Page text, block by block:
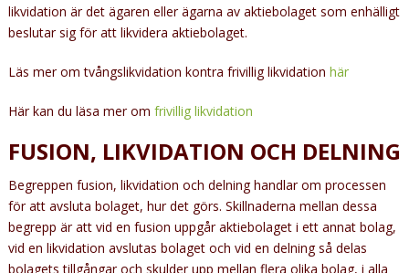
likvidation är det ägaren eller ägarna av aktiebolaget som enhälligt
beslutar sig för att likvidera aktiebolaget.
Läs mer om tvångslikvidation kontra frivillig likvidation här
Här kan du läsa mer om frivillig likvidation
FUSION, LIKVIDATION OCH DELNING
Begreppen fusion, likvidation och delning handlar om processen
för att avsluta bolaget, hur det görs. Skillnaderna mellan dessa
begrepp är att vid en fusion uppgår aktiebolaget i ett annat bolag,
vid en likvidation avslutas bolaget och vid en delning så delas
bolagets tillgångar och skulder upp mellan flera olika bolag, i alla